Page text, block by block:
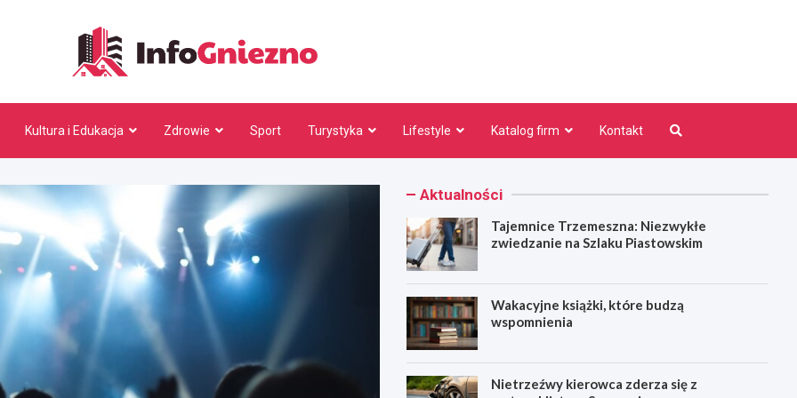
Kultura i Edukacja Zdrowie Sport Turystyka Lifestyle Katalog firm Kontakt
Aktualności
Tajemnice Trzemeszna: Niezwykłe
zwiedzanie na Szlaku Piastowskim
Wakacyjne książki, które budzą
wspomnienia
Nietrzeźwy kierowca zderza się z